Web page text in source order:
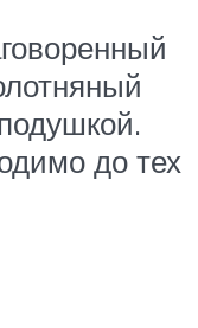
до тех